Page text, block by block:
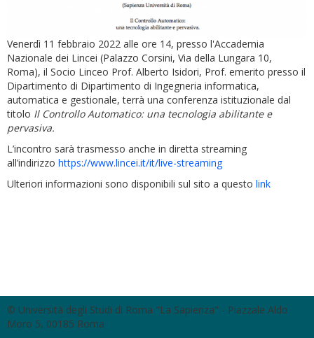
Venerdì 11 febbraio 2022 alle ore 14, presso l'Accademia
Nazionale dei Lincei (Palazzo Corsini, Via della Lungara 10,
Roma), il Socio Linceo Prof. Alberto Isidori, Prof. emerito presso il
Dipartimento di Dipartimento di Ingegneria informatica,
automatica e gestionale, terrà una conferenza istituzionale dal
titolo Il Controllo Automatico: una tecnologia abilitante e
pervasiva.
L’incontro sarà trasmesso anche in diretta streaming
all’indirizzo https://www.lincei.it/it/live-streaming
Ulteriori informazioni sono disponibili sul sito a questo link
© Università degli Studi di Roma "La Sapienza" - Piazzale Aldo
Moro 5, 00185 Roma